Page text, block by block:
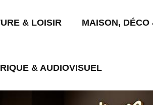
& LOISIR MAISON, DÉCO
& AUDIOVISUEL